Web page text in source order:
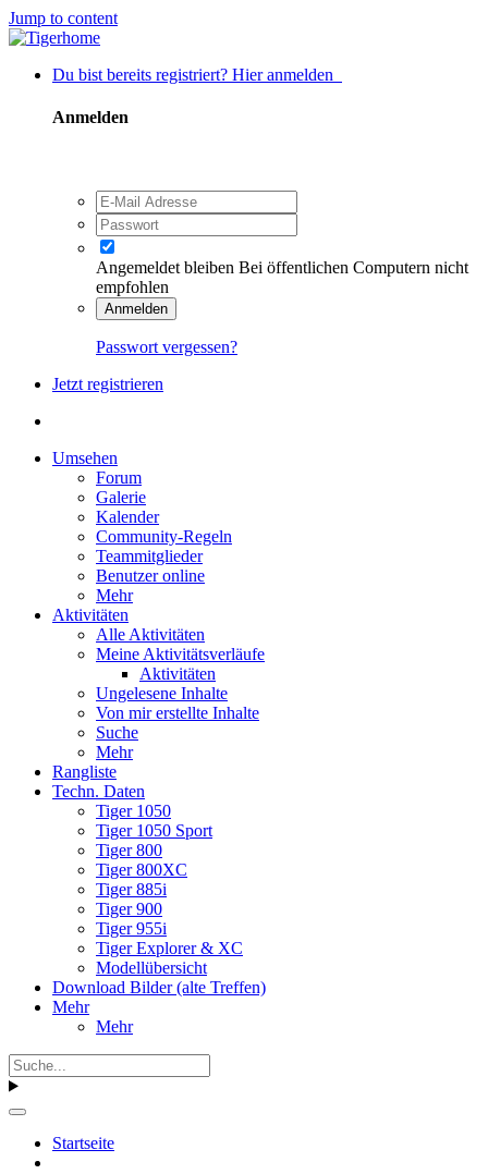
Jump to content
Du bist bereits registriert? Hier anmelden
Anmelden
Angemeldet bleiben Bei öffentlichen Computern nicht
empfohlen
Anmelden
Passwort vergessen?
Jetzt registrieren
Umsehen
Forum
Galerie
Kalender
Community-Regeln
Teammitglieder
Benutzer online
Mehr
Aktivitäten
Alle Aktivitäten
Meine Aktivitätsverläufe
Aktivitäten
Ungelesene Inhalte
Von mir erstellte Inhalte
Suche
Mehr
Rangliste
Techn. Daten
Tiger 1050
Tiger 1050 Sport
Tiger 800
Tiger 800XC
Tiger 885i
Tiger 900
Tiger 955i
Tiger Explorer & XC
Modellübersicht
Download Bilder (alte Treffen)
Mehr
Mehr
Startseite